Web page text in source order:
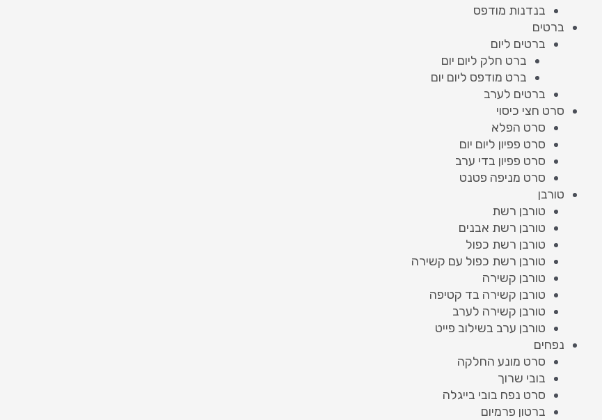
בנדנות מודפס
ברטים
ברטים ליום
ברט חלק ליום יום
ברט מודפס ליום יום
ברטים לערב
סרט חצי כיסוי
סרט הפלא
סרט פפיון ליום יום
סרט פפיון בדי ערב
סרט מניפה פטנט
טורבן
טורבן רשת
טורבן רשת אבנים
טורבן רשת כפול
טורבן רשת כפול עם קשירה
טורבן קשירה
טורבן קשירה בד קטיפה
טורבן קשירה לערב
טורבן ערב בשילוב פייט
נפחים
סרט מונע החלקה
בובי שרוך
סרט נפח בובי בייגלה
ברטון פרמיום